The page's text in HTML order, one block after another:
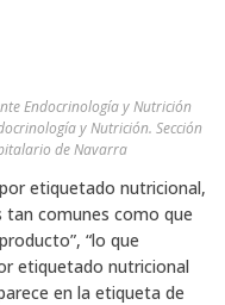
Endocrinología y Nutrición
y Nutrición. Sección
de Navarra
etiquetado nutricional,
tan comunes como que
“lo que
etiquetado nutricional
en la etiqueta de